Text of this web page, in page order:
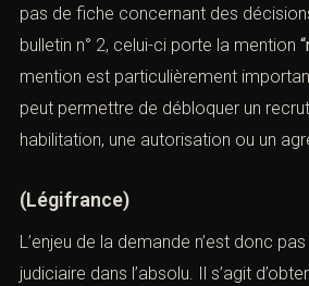
Le Code de procédure pénale prévoit
n’existe pas de fiche concernant des
sur le bulletin n° 2, celui-ci porte la
mention est particulièrement
habilitation, une autorisation ou un
( Légifrance